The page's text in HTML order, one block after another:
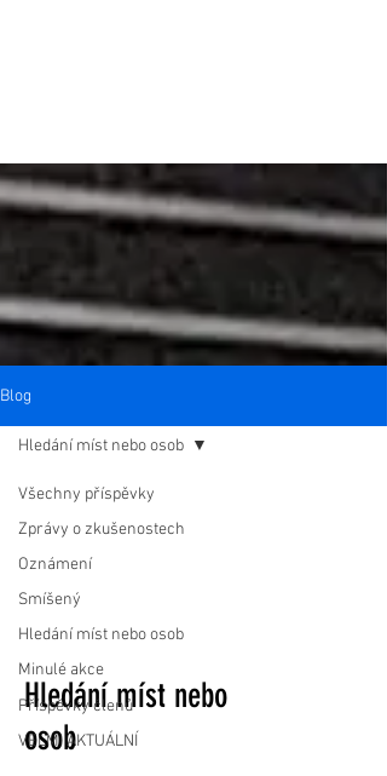
Blog
Všechny příspěvky
Zprávy o zkušenostech
Oznámení
Smíšený
Hledání míst nebo osob
Minulé akce
Příspěvky členů
VELMI AKTUÁLNÍ
Hledání míst nebo osob
Hledání míst nebo
osob